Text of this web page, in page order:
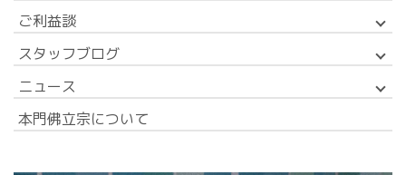
ご利益談
スタッフブログ
ニュース
本門佛立宗について